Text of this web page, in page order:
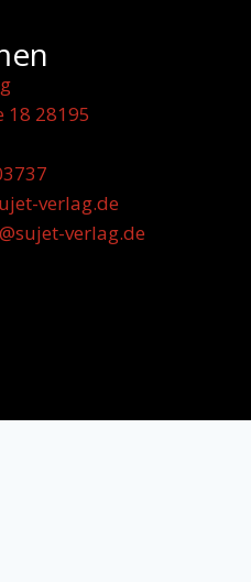
18 28195
verlag.de
verlag.de